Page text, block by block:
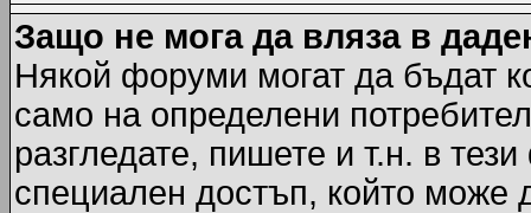
Защо не мога да вляза в
Някой форуми могат да бъдат
само на определени
разгледате, пишете и т.н. в
специален достъп, който може